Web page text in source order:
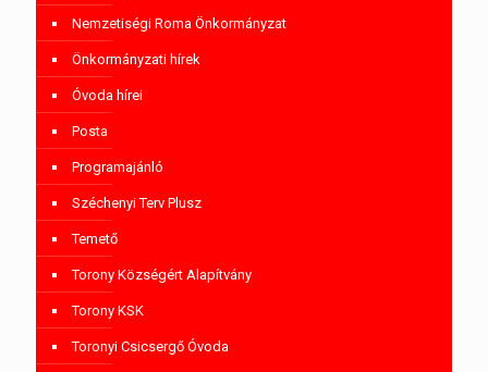
Nemzetiségi Roma Önkormányzat
Önkormányzati hírek
Óvoda hírei
Posta
Programajánló
Széchenyi Terv Plusz
Temető
Torony Községért Alapítvány
Torony KSK
Toronyi Csicsergő Óvoda